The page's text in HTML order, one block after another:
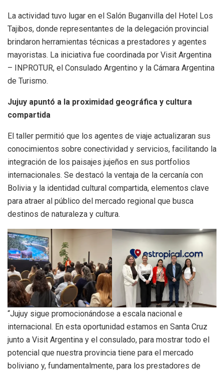
La actividad tuvo lugar en el Salón Buganvilla del Hotel Los
Tajibos, donde representantes de la delegación provincial
brindaron herramientas técnicas a prestadores y agentes
mayoristas. La iniciativa fue coordinada por Visit Argentina
– INPROTUR, el Consulado Argentino y la Cámara Argentina
de Turismo.
Jujuy apuntó a la proximidad geográfica y cultura
compartida
El taller permitió que los agentes de viaje actualizaran sus
conocimientos sobre conectividad y servicios, facilitando la
integración de los paisajes jujeños en sus portfolios
internacionales. Se destacó la ventaja de la cercanía con
Bolivia y la identidad cultural compartida, elementos clave
para atraer al público del mercado regional que busca
destinos de naturaleza y cultura.
“Jujuy sigue promocionándose a escala nacional e
internacional. En esta oportunidad estamos en Santa Cruz
junto a Visit Argentina y el consulado, para mostrar todo el
potencial que nuestra provincia tiene para el mercado
boliviano y, fundamentalmente, para los prestadores de